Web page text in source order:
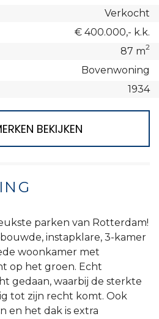
Verkocht
€ 400.000,- k.k.
87 m2
Bovenwoning
1934
BEKIJKEN
parken van Rotterdam!
instapklare, 3-kamer
woonkamer met
op het groen. Echt
gedaan, waarbij de sterkte
tot zijn recht komt. Ook
en het dak is extra